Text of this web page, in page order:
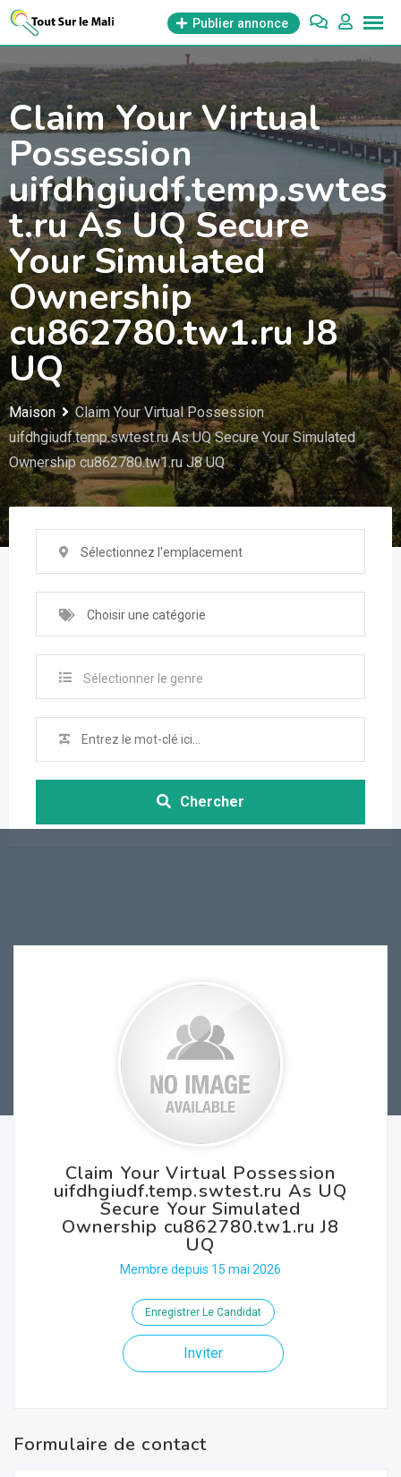
Aller
Publier annonce
Claim Your Virtual
Possession
uifdhgiudf.temp.swtes
t.ru As UQ Secure
Your Simulated
Ownership
cu862780.tw1.ru J8
UQ
Maison
Claim Your Virtual Possession
uifdhgiudf.temp.swtest.ru As UQ Secure Your Simulated
Ownership cu862780.tw1.ru J8 UQ
Sélectionnez l'emplacement
Choisir une catégorie
Sélectionner le genre
Chercher
Claim Your Virtual Possession
uifdhgiudf.temp.swtest.ru As UQ
Secure Your Simulated
Ownership cu862780.tw1.ru J8
UQ
Membre depuis 15 mai 2026
Enregistrer Le Candidat
Inviter
Formulaire de contact